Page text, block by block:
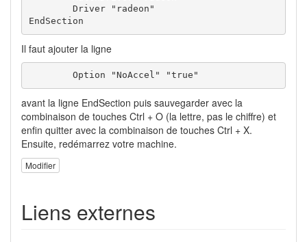
EndSection
Il faut ajouter la ligne
        Option "NoAccel" "true"
avant la ligne EndSection puis sauvegarder avec la
combinaison de touches Ctrl + O (la lettre, pas le chiffre) et
enfin quitter avec la combinaison de touches Ctrl + X.
Ensuite, redémarrez votre machine.
Modifier
Liens externes